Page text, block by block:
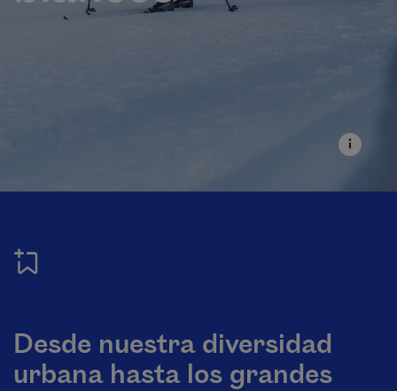
Desde nuestra diversidad
urbana hasta los grandes